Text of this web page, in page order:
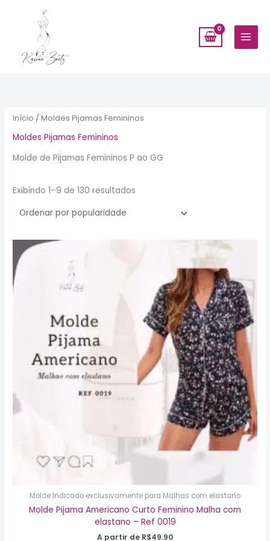
conteúdo
Início / Moldes Pijamas Femininos
Moldes Pijamas Femininos
Molde de Pijamas Femininos P ao GG
Exibindo 1–9 de 130 resultados
Molde Indicado exclusivamente para Malhas com elastano
Molde Pijama Americano Curto Feminino Malha com
elastano – Ref 0019
A partir de R$49.90
Este
produto
tem
várias
variantes.
As
opções
podem
ser
escolhidas
página
do
produto